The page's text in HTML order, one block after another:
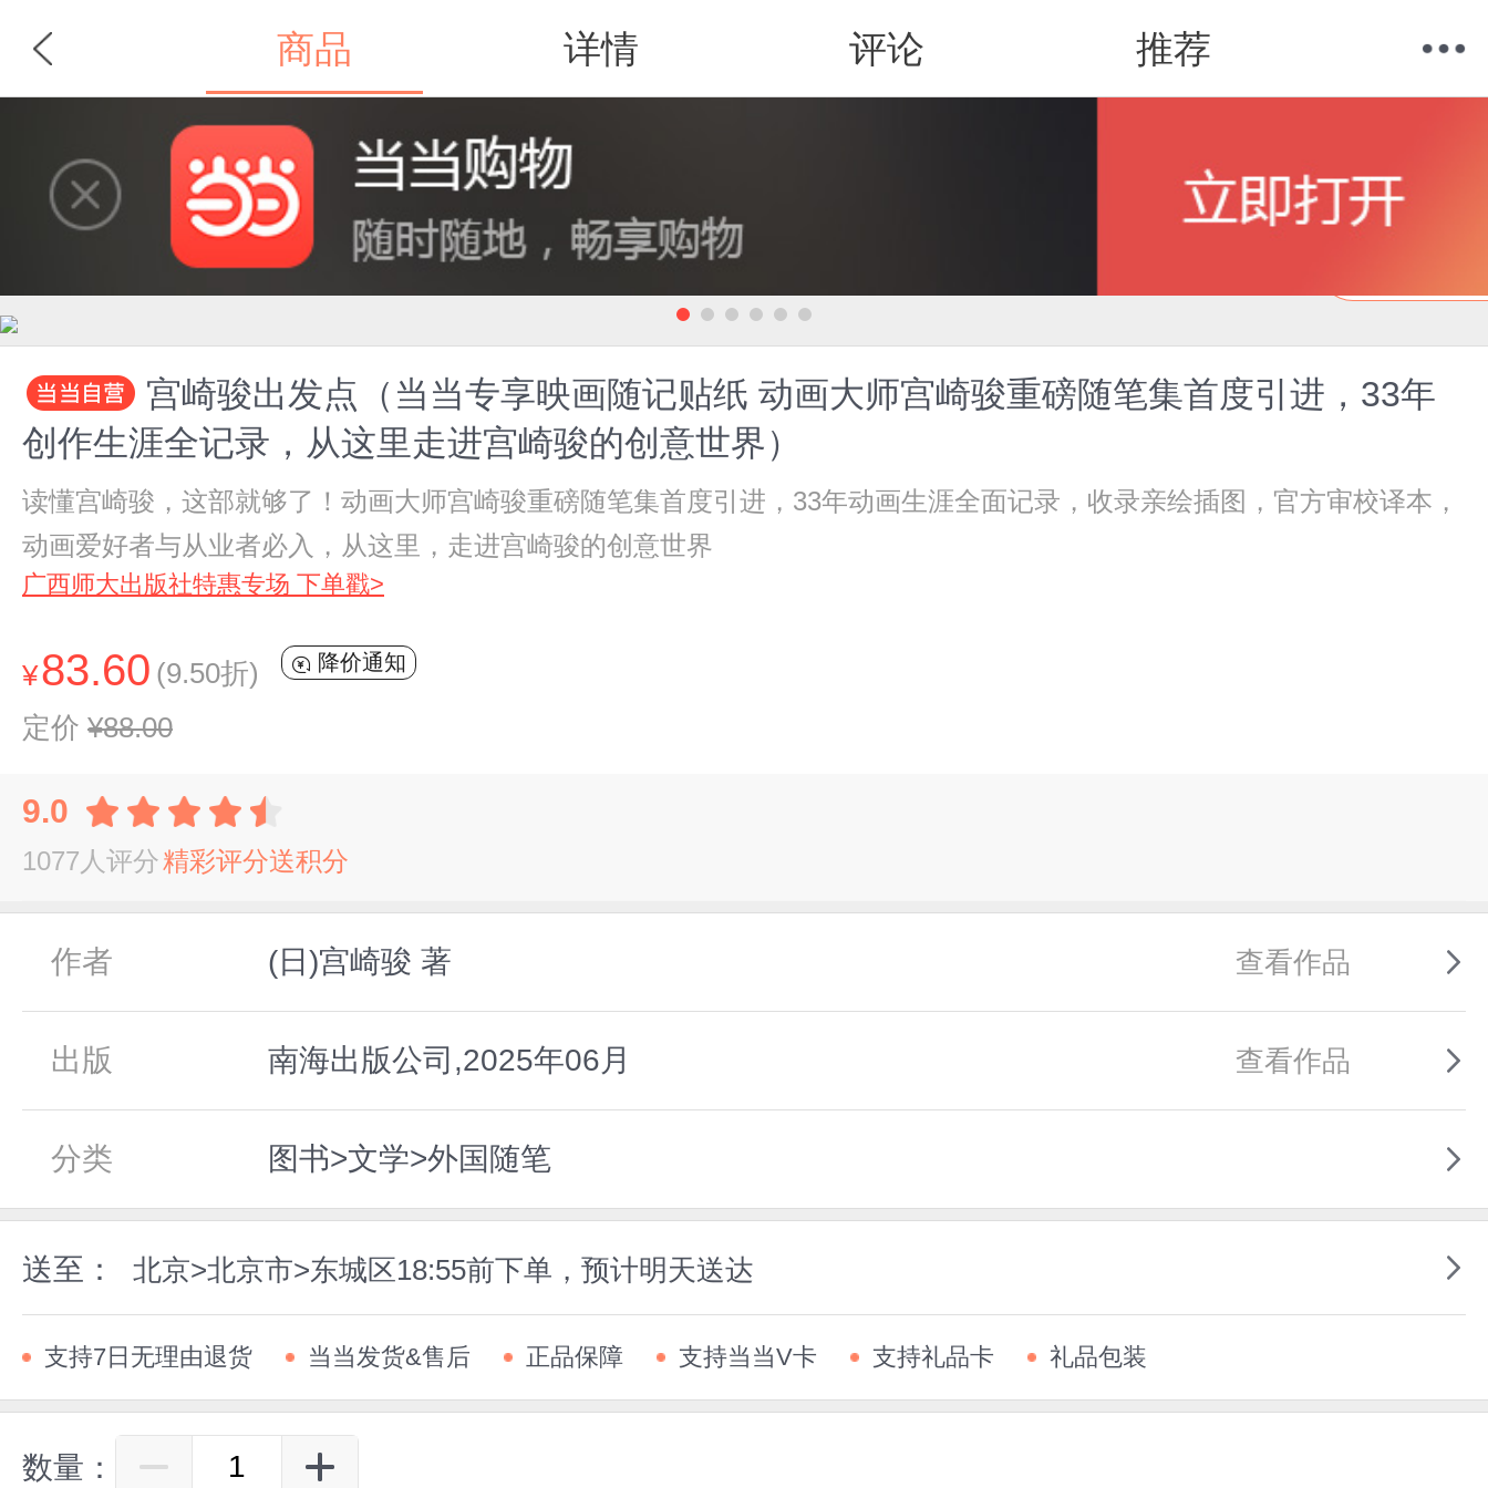
商品 详情 评论 推荐
分类 我的当当
宫崎骏出发点（当当专享映画随记贴纸 动画大师宫崎骏重磅随笔集首度引进，33年
创作生涯全记录，从这里走进宫崎骏的创意世界）
读懂宫崎骏，这部就够了！动画大师宫崎骏重磅随笔集首度引进，33年动画生涯全面记录，收录亲绘插图，官方审校译本，
动画爱好者与从业者必入，从这里，走进宫崎骏的创意世界
广西师大出版社特惠专场 下单戳>
¥83.60 (9.50折) 降价通知
定价 ¥88.00
9.0
1077人评分精彩评分送积分
作者 (日)宫崎骏 著 查看作品
出版 南海出版公司,2025年06月 查看作品
分类 图书>文学>外国随笔
送至： 北京>北京市>东城区18:55前下单，预计明天送达
支持7日无理由退货 当当发货&售后 正品保障 支持当当V卡 支持礼品卡 礼品包装
数量：